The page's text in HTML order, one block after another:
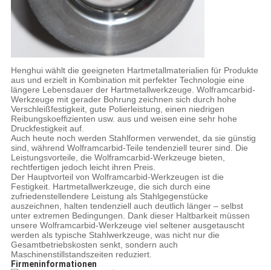
Henghui wählt die geeigneten Hartmetallmaterialien für Produkte
aus und erzielt in Kombination mit perfekter Technologie eine
längere Lebensdauer der Hartmetallwerkzeuge. Wolframcarbid-
Werkzeuge mit gerader Bohrung zeichnen sich durch hohe
Verschleißfestigkeit, gute Polierleistung, einen niedrigen
Reibungskoeffizienten usw. aus und weisen eine sehr hohe
Druckfestigkeit auf.
Auch heute noch werden Stahlformen verwendet, da sie günstig
sind, während Wolframcarbid-Teile tendenziell teurer sind. Die
Leistungsvorteile, die Wolframcarbid-Werkzeuge bieten,
rechtfertigen jedoch leicht ihren Preis.
Der Hauptvorteil von Wolframcarbid-Werkzeugen ist die
Festigkeit. Hartmetallwerkzeuge, die sich durch eine
zufriedenstellendere Leistung als Stahlgegenstücke
auszeichnen, halten tendenziell auch deutlich länger – selbst
unter extremen Bedingungen. Dank dieser Haltbarkeit müssen
unsere Wolframcarbid-Werkzeuge viel seltener ausgetauscht
werden als typische Stahlwerkzeuge, was nicht nur die
Gesamtbetriebskosten senkt, sondern auch
Maschinenstillstandszeiten reduziert.
Firmeninformationen